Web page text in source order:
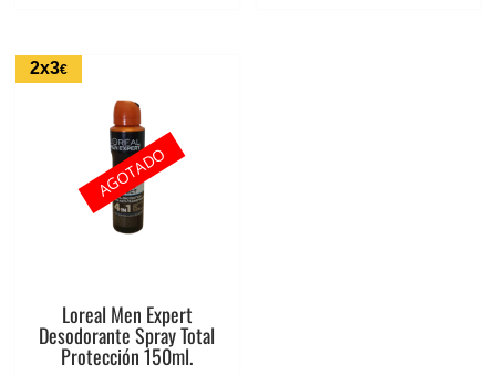
2x3€
Loreal Men Expert
Desodorante Spray Total
Protección 150ml.
AGOTADO